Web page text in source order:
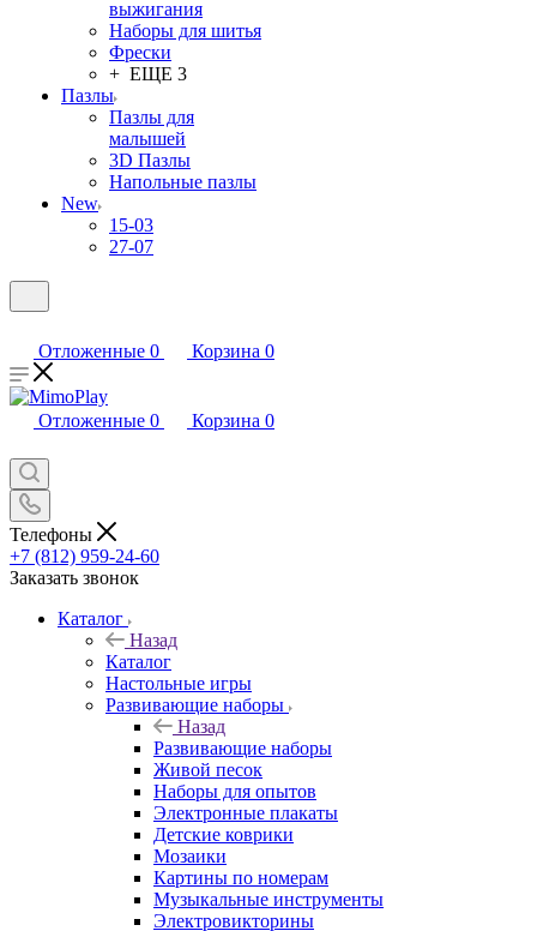
выжигания
Наборы для шитья
Фрески
+ ЕЩЕ 3
Пазлы
Пазлы для
малышей
3D Пазлы
Напольные пазлы
New
15-03
27-07
Отложенные 0 Корзина 0
Отложенные 0 Корзина 0
Телефоны
+7 (812) 959-24-60
Заказать звонок
Каталог
Назад
Каталог
Настольные игры
Развивающие наборы
Назад
Развивающие наборы
Живой песок
Наборы для опытов
Электронные плакаты
Детские коврики
Мозаики
Картины по номерам
Музыкальные инструменты
Электровикторины